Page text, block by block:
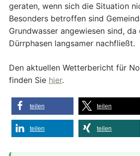
geraten, wenn sich die Situation
Besonders betroffen sind
Grundwasser angewiesen sind, da
Dürrphasen langsamer nachfließt.
Den aktuellen Wetterbericht für
finden Sie hier.
teilen teilen
teilen teilen